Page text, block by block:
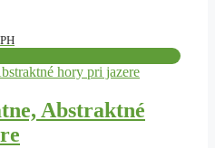
€
€
Abstraktné